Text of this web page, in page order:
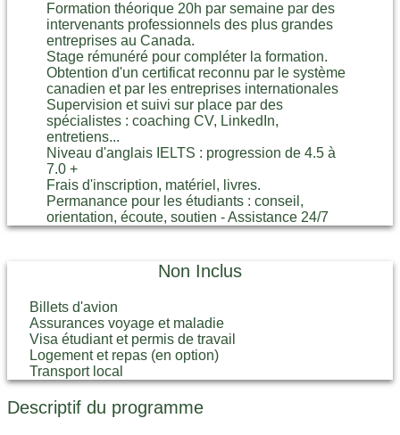
Formation théorique 20h par semaine par des
intervenants professionnels des plus grandes
entreprises au Canada.
Stage rémunéré pour compléter la formation.
Obtention d'un certificat reconnu par le système
canadien et par les entreprises internationales
Supervision et suivi sur place par des
spécialistes : coaching CV, LinkedIn,
entretiens...
Niveau d'anglais IELTS : progression de 4.5 à
7.0 +
Frais d'inscription, matériel, livres.
Permanance pour les étudiants : conseil,
orientation, écoute, soutien - Assistance 24/7
Non Inclus
Billets d'avion
Assurances voyage et maladie
Visa étudiant et permis de travail
Logement et repas (en option)
Transport local
Descriptif du programme